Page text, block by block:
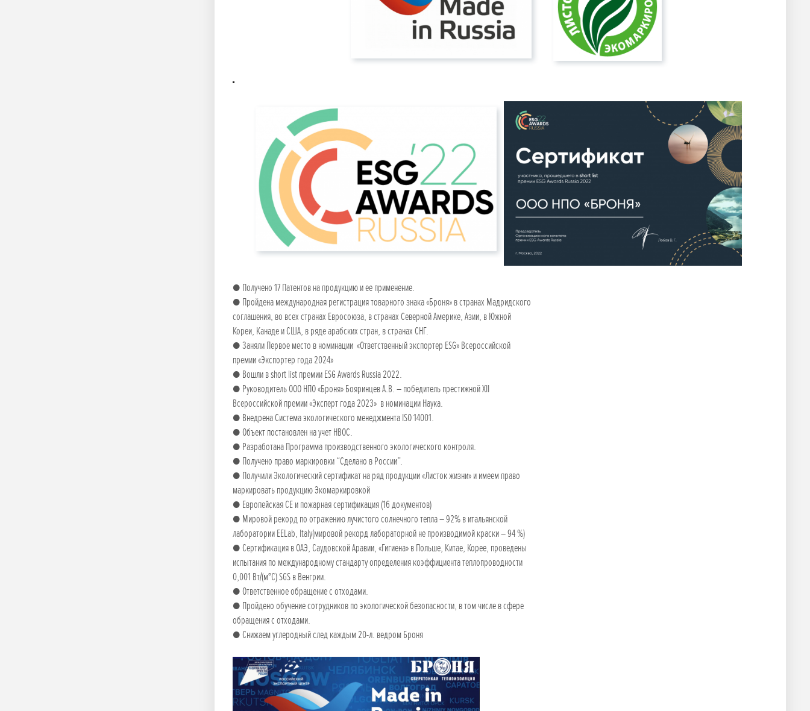
● Получено 17 Патентов на продукцию и ее применение.
● Пройдена международная регистрация товарного знака «Броня» в странах Мадридского
соглашения, во всех странах Евросоюза, в странах Северной Америке, Азии, в Южной
Кореи, Канаде и США, в ряде арабских стран, в странах СНГ.
● Заняли Первое место в номинации «Ответственный экспортер ESG» Всероссийской
премии «Экспортер года 2024»
● Вошли в short list премии ESG Awards Russia 2022.
● Руководитель ООО НПО «Броня» Бояринцев А.В. – победитель престижной XII
Всероссийской премии «Эксперт года 2023» в номинации Наука.
● Внедрена Система экологического менеджмента ISO 14001.
● Объект постановлен на учет НВОС.
● Разработана Программа производственного экологического контроля.
● Получено право маркировки “Сделано в России”.
● Получили Экологический сертификат на ряд продукции «Листок жизни» и имеем право
маркировать продукцию Экомаркировкой
● Европейская СЕ и пожарная сертификация (16 документов)
● Мировой рекорд по отражению лучистого солнечного тепла – 92% в итальянской
лаборатории EELab, Italy(мировой рекорд лабораторной не производимой краски – 94 %)
● Сертификация в ОАЭ, Саудовской Аравии, «Гигиена» в Польше, Китае, Корее, проведены
испытания по международному стандарту определения коэффициента теплопроводности
0,001 Вт/(м°С) SGS в Венгрии.
● Ответственное обращение с отходами.
● Пройдено обучение сотрудников по экологической безопасности, в том числе в сфере
обращения с отходами.
● Снижаем углеродный след каждым 20-л. ведром Броня